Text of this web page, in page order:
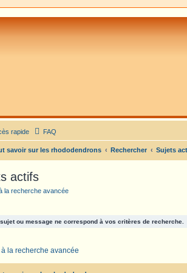
rapide FAQ
savoir sur les rhododendrons Rechercher Sujets
actifs
la recherche avancée
ou message ne correspond à vos critères de recherche.
la recherche avancée